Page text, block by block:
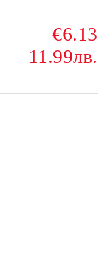
€6.13
11.99лв.